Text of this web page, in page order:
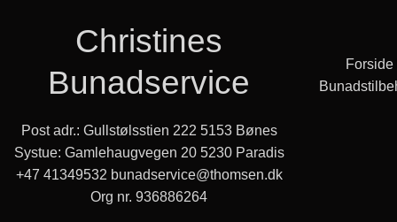
Christines
Bunadservice
Post adr.: Gullstølsstien 222 5153 Bønes
Systue: Gamlehaugvegen 20 5230 Paradis
+47 41349532 bunadservice@thomsen.dk
Org nr. 936886264
Forside